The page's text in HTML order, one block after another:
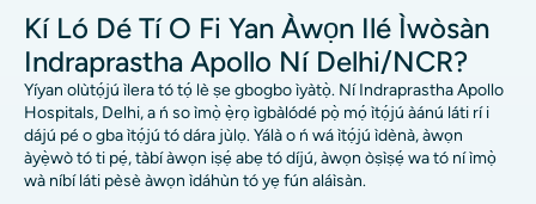
Kí Ló Dé Tí O Fi Yan Àwọn Ilé Ìwòsàn
Indraprastha Apollo Ní Delhi/NCR?
Yíyan olùtọ́jú ìlera tó tọ́ lè ṣe gbogbo ìyàtọ̀. Ní Indraprastha Apollo
Hospitals, Delhi, a ń so ìmọ̀ ẹ̀rọ ìgbàlódé pọ̀ mọ́ ìtọ́jú àánú láti rí i
dájú pé o gba ìtọ́jú tó dára jùlọ. Yálà o ń wá ìtọ́jú ìdènà, àwọn
àyẹ̀wò tó ti pẹ́, tàbí àwọn iṣẹ́ abẹ tó díjú, àwọn òṣìṣẹ́ wa tó ní ìmọ̀
wà níbí láti pèsè àwọn ìdáhùn tó yẹ fún aláìsàn.